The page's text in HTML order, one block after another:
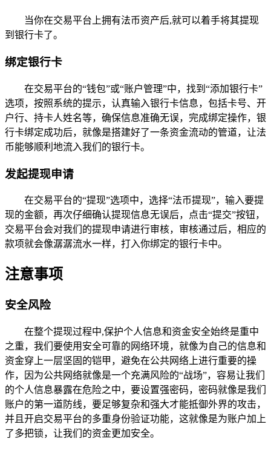
当你在交易平台上拥有法币资产后,就可以着手将其提现
到银行卡了。
绑定银行卡
在交易平台的“钱包”或“账户管理”中，找到“添加银行卡”
选项，按照系统的提示，认真输入银行卡信息，包括卡号、开
户行、持卡人姓名等，确保信息准确无误，完成绑定操作，银
行卡绑定成功后，就像是搭建好了一条资金流动的管道，让法
币能够顺利地流入我们的银行卡。
发起提现申请
在交易平台的“提现”选项中，选择“法币提现”，输入要提
现的金额，再次仔细确认提现信息无误后，点击“提交”按钮，
交易平台会对我们的提现申请进行审核，审核通过后，相应的
款项就会像潺潺流水一样，打入你绑定的银行卡中。
注意事项
安全风险
在整个提现过程中,保护个人信息和资金安全始终是重中
之重，我们要使用安全可靠的网络环境，就像为自己的信息和
资金穿上一层坚固的铠甲，避免在公共网络上进行重要的操
作，因为公共网络就像是一个充满风险的“战场”，容易让我们
的个人信息暴露在危险之中，要设置强密码，密码就像是我们
账户的第一道防线，要足够复杂和强大才能抵御外界的攻击，
并且开启交易平台的多重身份验证功能，这就像是为账户加上
了多把锁，让我们的资金更加安全。